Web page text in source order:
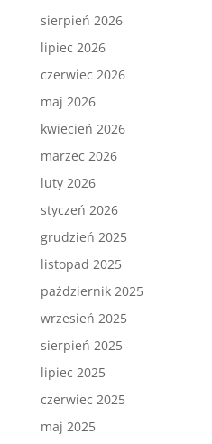
sierpień 2026
lipiec 2026
czerwiec 2026
maj 2026
kwiecień 2026
marzec 2026
luty 2026
styczeń 2026
grudzień 2025
listopad 2025
październik 2025
wrzesień 2025
sierpień 2025
lipiec 2025
czerwiec 2025
maj 2025